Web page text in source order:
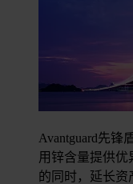
Avantguard先锋
用锌含量提供
的同时，延长资